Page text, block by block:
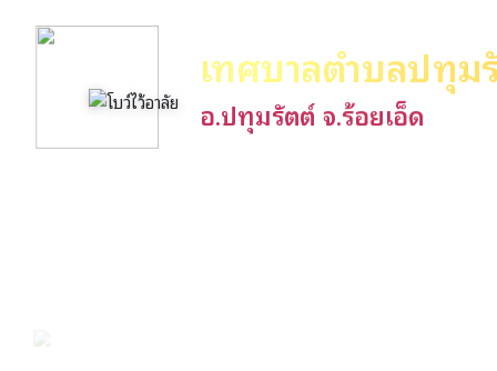
เทศบาลตำบลปทุม
อ.ปทุมรัตต์ จ.ร้อยเอ็ด